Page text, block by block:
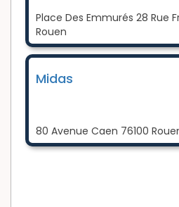
Place Des Emmurés 28 Rue
Rouen
Midas
80 Avenue Caen 76100